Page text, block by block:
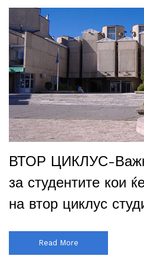
ВТОР ЦИКЛУС-
за студентите кои
на втор циклус
Read More